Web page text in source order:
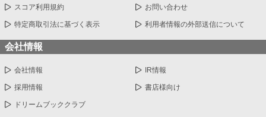
スコア利用規約 お問い合わせ
特定商取引法に基づく表示 利用者情報の外部送信について
会社情報
会社情報 IR情報
採用情報 書店様向け
ドリームブッククラブ